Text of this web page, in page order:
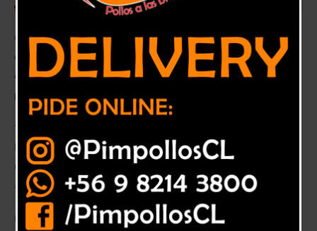
Con gran satisfacción los equipos de los tres hospitales de la Provincia
de Petorca recibieron su certificación a este gran logro que permite el
desarrollo continuo de procesos con calidad y seguridad para los
pacientes.
Tras arduos procesos administrativos y clínicos, al que se sometieron
los Hospitales de la red SSVQ de la provincia de Petorca, finalmente
recibieron la gratificante certificación que se encuentran oficialmente
acreditados, por parte de la Superintendencia de Salud.
La acreditación es un proceso de evaluación, al que se someten los